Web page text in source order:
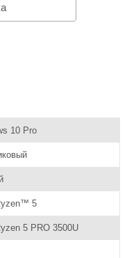
10 Pro
5
5 PRO 3500U